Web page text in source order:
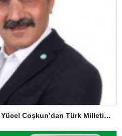
İYİ Parti İstanbul İl Başkanı Yücel Coşkun’dan Türk Milletine Kararlılık Mesajı